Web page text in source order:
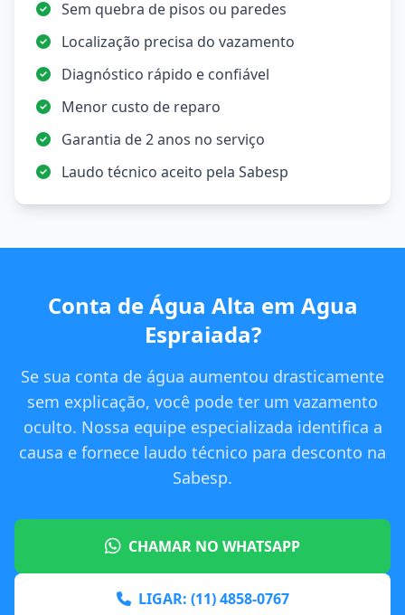
Sem quebra de pisos ou paredes
Localização precisa do vazamento
Diagnóstico rápido e confiável
Menor custo de reparo
Garantia de 2 anos no serviço
Laudo técnico aceito pela Sabesp
Conta de Água Alta em Agua
Espraiada?
Se sua conta de água aumentou drasticamente
sem explicação, você pode ter um vazamento
oculto. Nossa equipe especializada identifica a
causa e fornece laudo técnico para desconto na
Sabesp.
CHAMAR NO WHATSAPP
LIGAR: (11) 4858-0767